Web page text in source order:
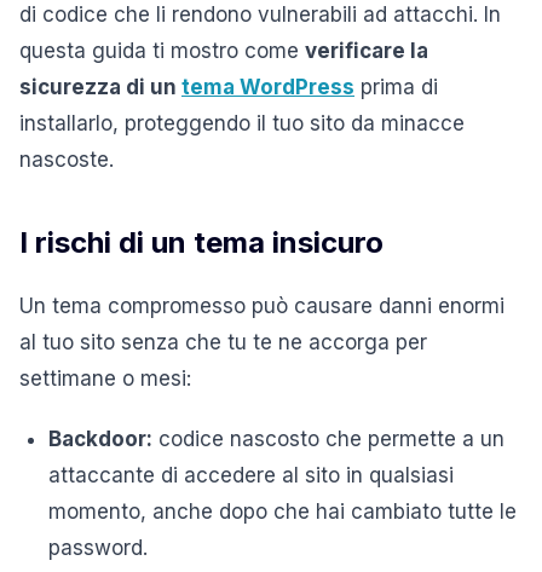
di codice che li rendono vulnerabili ad attacchi. In
questa guida ti mostro come verificare la
sicurezza di un tema WordPress prima di
installarlo, proteggendo il tuo sito da minacce
nascoste.
I rischi di un tema insicuro
Un tema compromesso può causare danni enormi
al tuo sito senza che tu te ne accorga per
settimane o mesi:
Backdoor: codice nascosto che permette a un
attaccante di accedere al sito in qualsiasi
momento, anche dopo che hai cambiato tutte le
password.